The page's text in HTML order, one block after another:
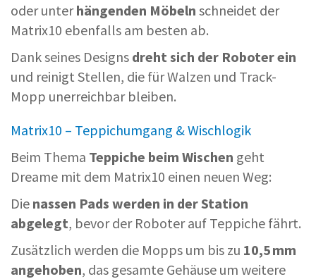
oder unterhängenden Möbeln schneidet der
Matrix10 ebenfalls am besten ab.
Dank seines Designs dreht sich der Roboter ein
und reinigt Stellen, die für Walzen und Track-
Mopp unerreichbar bleiben.
Matrix10 – Teppichumgang & Wischlogik
Beim Thema Teppiche beim Wischen geht
Dreame mit dem Matrix10 einen neuen Weg:
Die nassen Pads werden in der Station
abgelegt, bevor der Roboter auf Teppiche fährt.
Zusätzlich werden die Mopps um bis zu 10,5 mm
angehoben, das gesamte Gehäuse um weitere